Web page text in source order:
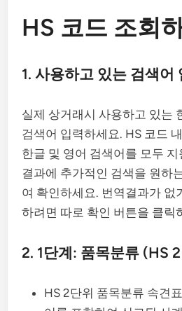
HS 코드 조회
1. 사용하고 있는 검색어
실제 상거래시 사용하고 있는
검색어 입력하세요. HS 코드
한글 및 영어 검색어를 모두
결과에 추가적인 검색을 원하
여 확인하세요. 번역결과가 없
하려면 따로 확인 버튼을 클릭
2. 1단계: 품목분류 (HS
HS 2단위 품목분류 속견